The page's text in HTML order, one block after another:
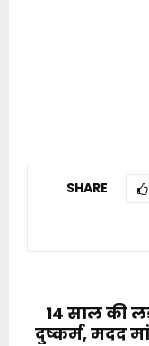
SHARE
14 साल की
दुष्कर्म, मदद